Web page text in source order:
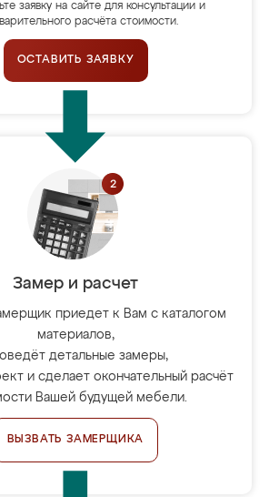
заявку на сайте для консультации и
расчёта стоимости.
ОСТАВИТЬ ЗАЯВКУ
Замер и расчет
приедет к Вам с каталогом
материалов,
детальные замеры,
и сделает окончательный расчёт
Вашей будущей мебели.
ВЫЗВАТЬ ЗАМЕРЩИКА